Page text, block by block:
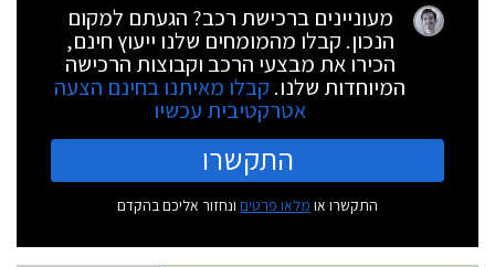
מעוניינים ברכישת רכב? הגעתם למקום
הנכון. קבלו מהמומחים שלנו ייעוץ חינם,
הכירו את מבצעי הרכב וקבוצות הרכישה
המיוחדות שלנו. קבלו מאיתנו בחינם הצעה
אטרקטיבית עכשיו
התקשרו
התקשרו או מלאו פרטים ונחזור אליכם בהקדם